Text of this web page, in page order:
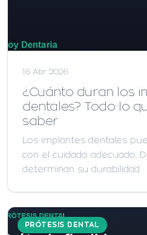
16 Abr 2026
¿Cuánto duran los
dentales? Todo lo
saber
Los implantes dentales
con el cuidado adecuado.
determinan su durabilidad.
PRÓTESIS DENTAL